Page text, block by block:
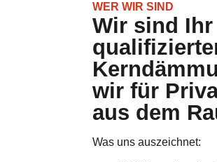
WER WIR SIND
Wir sind Ihr
wir für
aus dem
Was uns auszeichnet: